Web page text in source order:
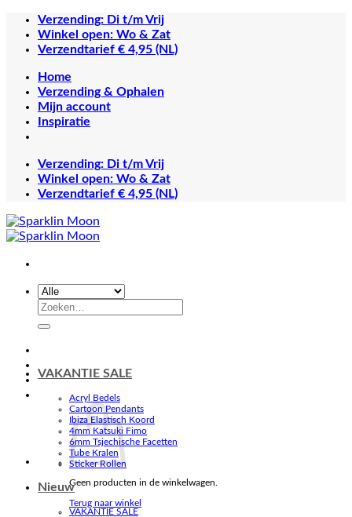
naar
inhoud
Verzending: Di t/m Vrij
Winkel open: Wo & Zat
Verzendtarief € 4,95 (NL)
Home
Verzending & Ophalen
Mijn account
Inspiratie
Verzending: Di t/m Vrij
Winkel open: Wo & Zat
Verzendtarief € 4,95 (NL)
Zoeken
Geen producten in de winkelwagen.
Terug naar winkel
VAKANTIE SALE
Acryl Bedels
Cartoon Pendants
Ibiza Elastisch Koord
4mm Katsuki Fimo
6mm Tsjechische Facetten
Tube Kralen
Sticker Rollen
Nieuw
VAKANTIE SALE